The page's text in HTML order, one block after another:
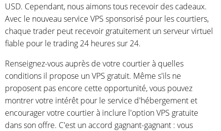
USD. Cependant, nous aimons tous recevoir des cadeaux.
Avec le nouveau service VPS sponsorisé pour les courtiers,
chaque trader peut recevoir gratuitement un serveur virtuel
fiable pour le trading 24 heures sur 24.
Renseignez-vous auprès de votre courtier à quelles
conditions il propose un VPS gratuit. Même s'ils ne
proposent pas encore cette opportunité, vous pouvez
montrer votre intérêt pour le service d'hébergement et
encourager votre courtier à inclure l'option VPS gratuite
dans son offre. C'est un accord gagnant-gagnant : vous